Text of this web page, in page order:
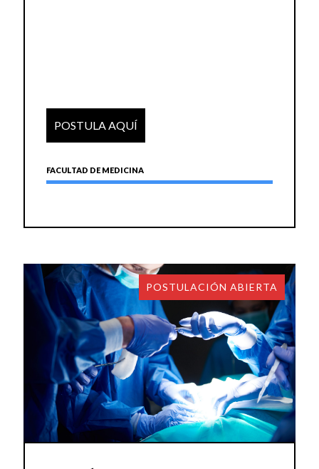
POSTULA AQUÍ
FACULTAD DE MEDICINA
POSTULACIÓN ABIERTA